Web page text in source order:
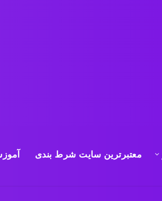
معتبرترین سایت شرط بندی